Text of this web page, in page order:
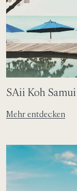
SAii Koh
Mehr entdecken